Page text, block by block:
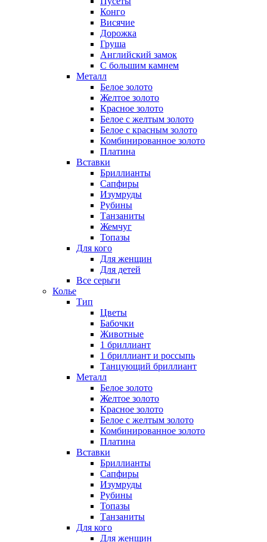
Конго
Висячие
Дорожка
Груша
Английский замок
С большим камнем
Металл
Белое золото
Желтое золото
Красное золото
Белое с желтым золото
Белое с красным золото
Комбинированное золото
Платина
Вставки
Бриллианты
Сапфиры
Изумруды
Рубины
Танзаниты
Жемчуг
Топазы
Для кого
Для женщин
Для детей
Все серьги
Колье
Тип
Цветы
Бабочки
Животные
1 бриллиант
1 бриллиант и россыпь
Танцующий бриллиант
Металл
Белое золото
Желтое золото
Красное золото
Белое с желтым золото
Комбинированное золото
Платина
Вставки
Бриллианты
Сапфиры
Изумруды
Рубины
Топазы
Танзаниты
Для кого
Для женщин